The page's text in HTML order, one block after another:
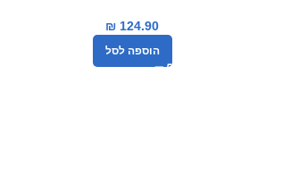
₪ 124.90
הוספה לסל